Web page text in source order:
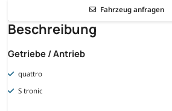
Fahrzeug anfragen
Beschreibung
Getriebe / Antrieb
quattro
S tronic